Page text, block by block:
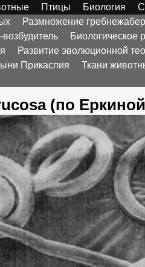
Птицы Биология
Размножение
Биологическое
Развитие эволюционной
Прикаспия Ткани
(по